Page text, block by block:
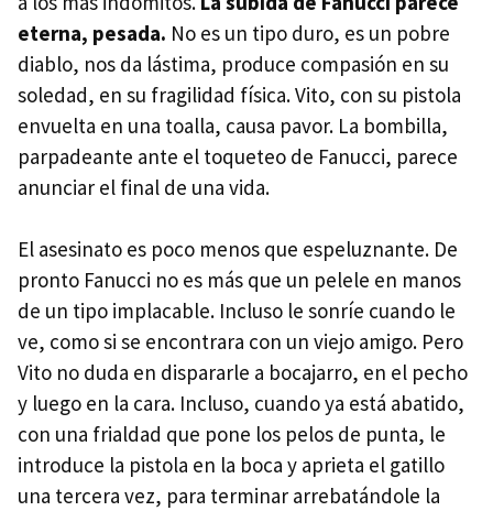
eterna, pesada. No es un tipo duro, es un pobre
diablo, nos da lástima, produce compasión en su
soledad, en su fragilidad física. Vito, con su pistola
envuelta en una toalla, causa pavor. La bombilla,
parpadeante ante el toqueteo de Fanucci, parece
anunciar el final de una vida.
El asesinato es poco menos que espeluznante. De
pronto Fanucci no es más que un pelele en manos
de un tipo implacable. Incluso le sonríe cuando le
ve, como si se encontrara con un viejo amigo. Pero
Vito no duda en dispararle a bocajarro, en el pecho
y luego en la cara. Incluso, cuando ya está abatido,
con una frialdad que pone los pelos de punta, le
introduce la pistola en la boca y aprieta el gatillo
una tercera vez, para terminar arrebatándole la